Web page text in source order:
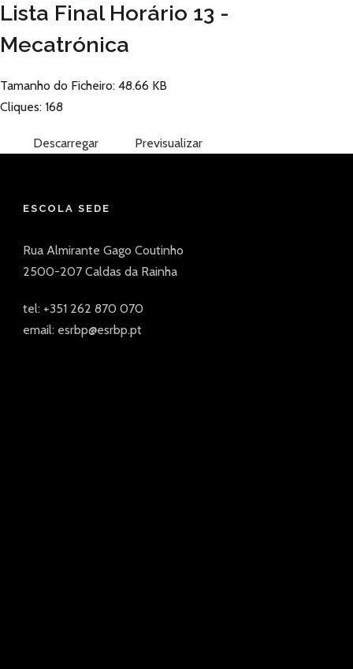
Lista Final Horário 13 -
Mecatrónica
Tamanho do Ficheiro: 48.66 KB
Cliques: 168
Descarregar Previsualizar
ESCOLA SEDE
Rua Almirante Gago Coutinho
2500-207 Caldas da Rainha
tel: +351 262 870 070
email: esrbp@esrbp.pt